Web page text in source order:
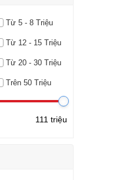
Từ 5 - 8 Triệu
Từ 12 - 15 Triệu
Từ 20 - 30 Triệu
Trên 50 Triệu
111 triệu